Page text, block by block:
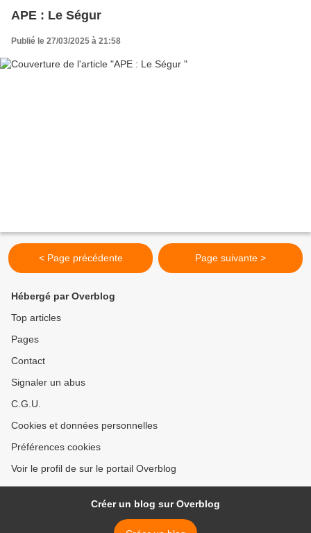
APE : Le Ségur
Publié le 27/03/2025 à 21:58
< Page précédente Page suivante >
Hébergé par Overblog
Top articles
Pages
Contact
Signaler un abus
C.G.U.
Cookies et données personnelles
Préférences cookies
Voir le profil de sur le portail Overblog
Créer un blog sur Overblog